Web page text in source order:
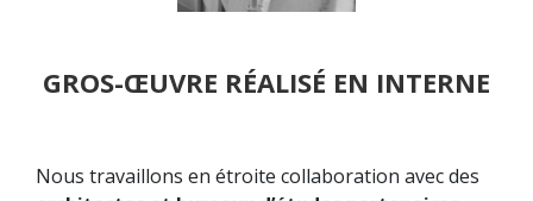
GROS-ŒUVRE RÉALISÉ EN INTERNE
Nous travaillons en étroite collaboration avec des